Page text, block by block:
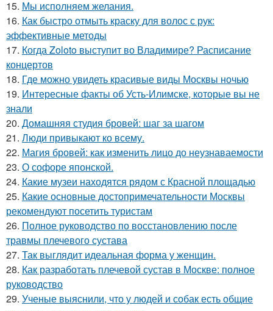
15. Мы исполняем желания.
16. Как быстро отмыть краску для волос с рук:
эффективные методы
17. Когда Zoloto выступит во Владимире? Расписание
концертов
18. Где можно увидеть красивые виды Москвы ночью
19. Интересные факты об Усть-Илимске, которые вы не
знали
20. Домашняя студия бровей: шаг за шагом
21. Люди привыкают ко всему.
22. Магия бровей: как изменить лицо до неузнаваемости
23. О софоре японской.
24. Какие музеи находятся рядом с Красной площадью
25. Какие основные достопримечательности Москвы
рекомендуют посетить туристам
26. Полное руководство по восстановлению после
травмы плечевого сустава
27. Так выглядит идеальная форма у женщин.
28. Как разработать плечевой сустав в Москве: полное
руководство
29. Ученые выяснили, что у людей и собак есть общие